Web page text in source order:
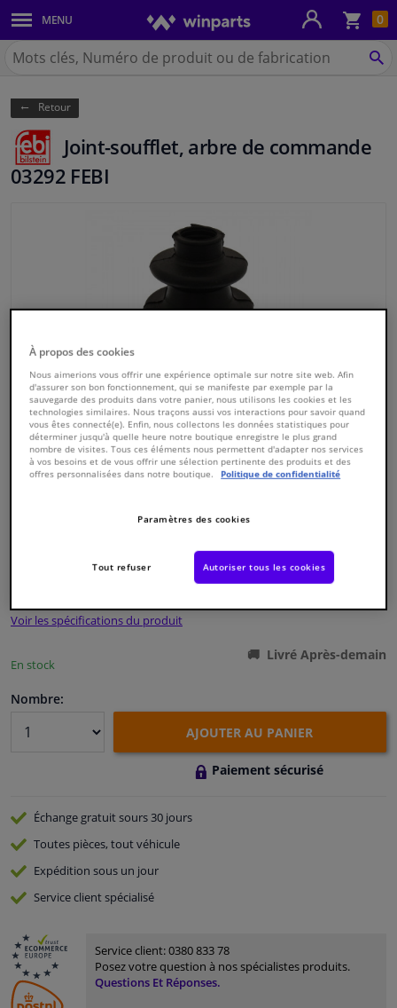
0
MENU
Carrosserie & tôles
Feux & ampoules
Freinage
Système d'échappement
Refroidissement & chauffage
Pièces moteur & accessoires
Filtres & liquides
Bagages & transport
Fenêtres & accessoires
Intérieur & ameublement
Atelier & outils
Camping-car, moto & vélo
Promotions et réductions
Capteurs & électronique
Chercher
Winparts.be
Retour
Joint-soufflet, arbre de commande
03292 FEBI
Numéro de produit d'origine:0123523
Voir les spécifications du produit
En stock
Livré Après-demain
Nombre:
AJOUTER AU PANIER
Paiement sécurisé
Échange gratuitsours 30 jours
Toutes pièces, tout véhicule
Expédition sous un jour
Serviceclient spécialisé
Service client:0380 833 78
Posez votre question à nos spécialistes produits.
Questions Et Réponses.
À propos des cookies
Nous aimerions vous offrir une expérience optimale sur notre site web. Afin
d'assurer son bon fonctionnement, qui se manifeste par exemple par la
sauvegarde des produits dans votre panier, nous utilisons les cookies et les
technologies similaires. Nous traçons aussi vos interactions pour savoir quand
vous êtes connecté(e). Enfin, nous collectons les données statistiques pour
déterminer jusqu'à quelle heure notre boutique enregistre le plus grand
nombre de visites. Tous ces éléments nous permettent d'adapter nos services
à vos besoins et de vous offrir une sélection pertinente des produits et des
offres personnalisées dans notre boutique.
Politique de confidentialité
Paramètres des cookies
Tout refuser Autoriser tous les cookies